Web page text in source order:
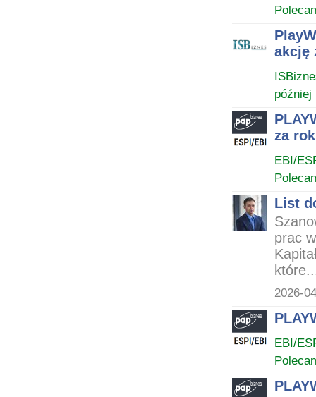
akcję
później
za
EBI/
List
prac
2026-
EBI/